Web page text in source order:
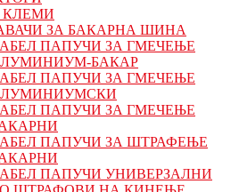
КЛЕМИ
ЗА БАКАРНА ШИНА
ПАПУЧИ ЗА ГМЕЧЕЊЕ
БАКАР
ПАПУЧИ ЗА ГМЕЧЕЊЕ
ПАПУЧИ ЗА ГМЕЧЕЊЕ
ПАПУЧИ ЗА ШТРАФЕЊЕ
ПАПУЧИ УНИВЕРЗАЛНИ